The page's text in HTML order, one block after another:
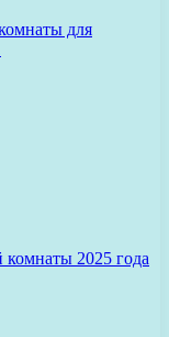
для
2025 года